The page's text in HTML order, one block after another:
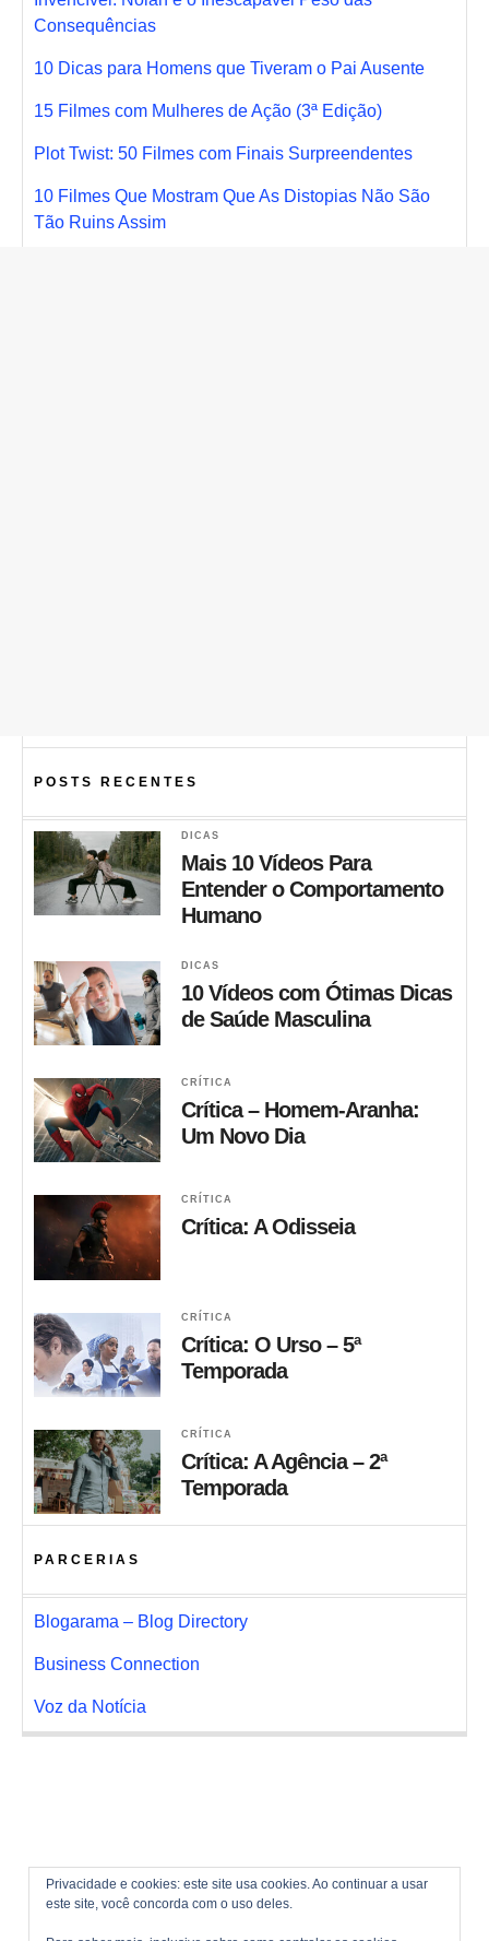
Consequências
10 Dicas para Homens que Tiveram o Pai Ausente
15 Filmes com Mulheres de Ação (3ª Edição)
Plot Twist: 50 Filmes com Finais Surpreendentes
10 Filmes Que Mostram Que As Distopias Não São
Tão Ruins Assim
Privacidade e cookies: este site usa cookies. Ao continuar a usar
este site, você concorda com o uso deles.
POSTS RECENTES
DICAS
Mais 10 Vídeos Para
Entender o Comportamento
Humano
DICAS
10 Vídeos com Ótimas Dicas
de Saúde Masculina
CRÍTICA
Crítica – Homem-Aranha:
Um Novo Dia
CRÍTICA
Crítica: A Odisseia
CRÍTICA
Crítica: O Urso – 5ª
Temporada
CRÍTICA
Crítica: A Agência – 2ª
Temporada
PARCERIAS
Blogarama – Blog Directory
Business Connection
Voz da Notícia